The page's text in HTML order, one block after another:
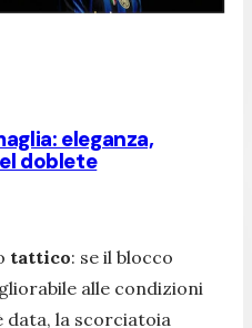
eleganza,
doblete
tattico: se il blocco
alle condizioni
data, la scorciatoia